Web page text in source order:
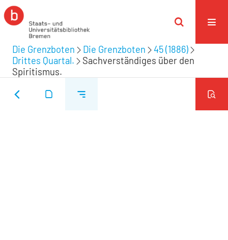
Die Grenzboten Die Grenzboten
45 (1886)
Drittes Quartal.
Sachverständiges über den
Spiritismus.